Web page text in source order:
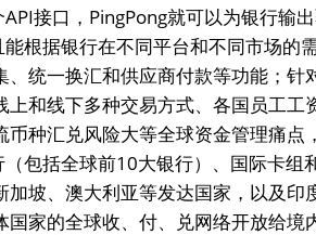
接口，PingPong就可以为银行输
根据银行在不同平台和不同市场的
统一换汇和供应商付款等功能；针
和线下多种交易方式、各国员工工
种汇兑风险大等全球资金管理痛点
包括全球前10大银行）、国际卡组
坡、澳大利亚等发达国家，以及印
家的全球收、付、兑网络开放给境